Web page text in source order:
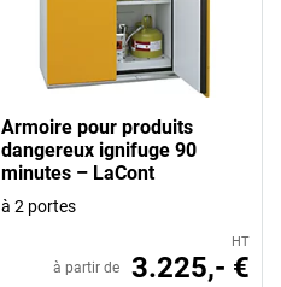
Armoire pour produits
dangereux ignifuge 90
minutes – LaCont
à 2 portes
HT
à partir de 3.225,- €